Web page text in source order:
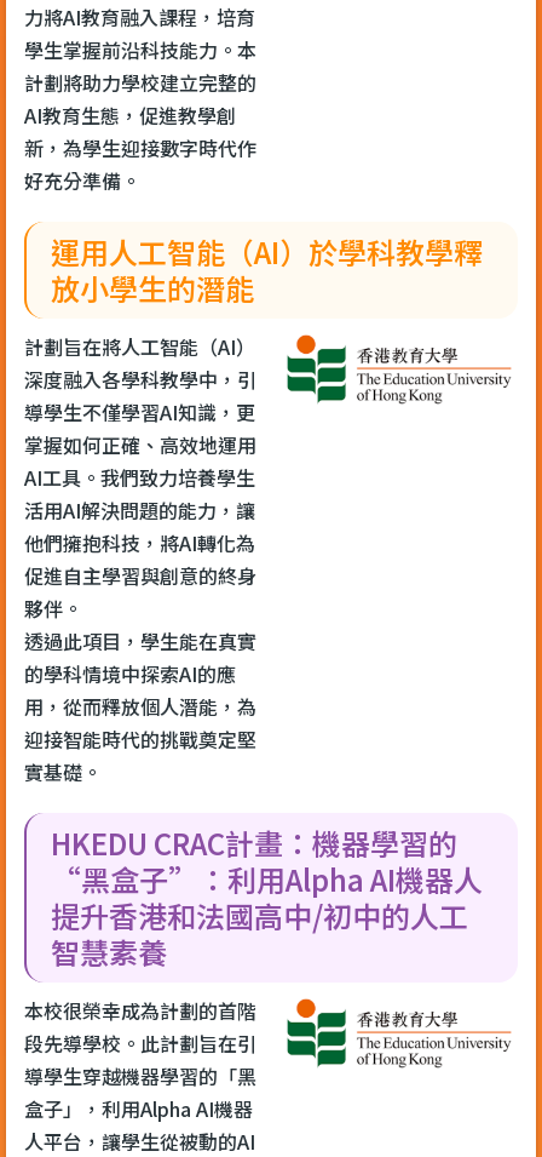
力將AI教育融入課程，培育
學生掌握前沿科技能力。本
計劃將助力學校建立完整的
AI教育生態，促進教學創
新，為學生迎接數字時代作
好充分準備。
運用人工智能（AI）於學科教學釋
放小學生的潛能
計劃旨在將人工智能（AI）
深度融入各學科教學中，引
導學生不僅學習AI知識，更
掌握如何正確、高效地運用
AI工具。我們致力培養學生
活用AI解決問題的能力，讓
他們擁抱科技，將AI轉化為
促進自主學習與創意的終身
夥伴。
透過此項目，學生能在真實
的學科情境中探索AI的應
用，從而釋放個人潛能，為
迎接智能時代的挑戰奠定堅
實基礎。
HKEDU CRAC計畫：機器學習的
“黑盒子”：利用Alpha AI機器人
提升香港和法國高中/初中的人工
智慧素養
本校很榮幸成為計劃的首階
段先導學校。此計劃旨在引
導學生穿越機器學習的「黑
盒子」，利用Alpha AI機器
人平台，讓學生從被動的AI